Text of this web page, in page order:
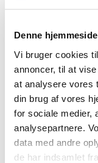
Denne
Vi bruger cookies
annoncer, til at
at analysere vores
din brug af vores
for sociale medier,
analysepartnere.
data med andre
de har indsamlet
2026 (84)
2025 (158)
2023 (195)
2022 (197)
2021 (516)
2020 (263)
2019 (159)
2018 (150)